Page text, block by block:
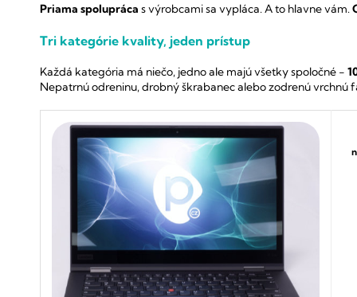
Priama spolupráca s výrobcami sa vypláca.A to hlavne vám.
Tri kategórie kvality, jeden prístup
Každá kategória má niečo, jedno ale majú všetky spoločné -
Nepatrnú odreninu, drobný škrabanec alebo zodrenú vrchnú